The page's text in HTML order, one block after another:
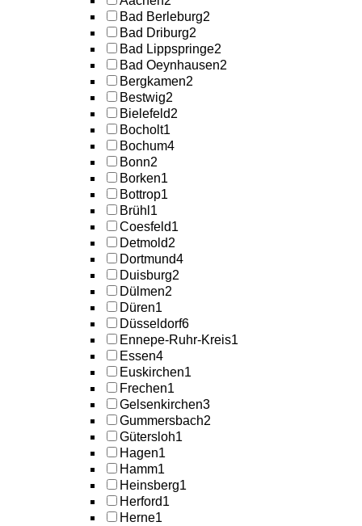
Bad Berleburg2
Bad Driburg2
Bad Lippspringe2
Bad Oeynhausen2
Bergkamen2
Bestwig2
Bielefeld2
Bocholt1
Bochum4
Bonn2
Borken1
Bottrop1
Brühl 1
Coesfeld1
Detmold2
Dortmund4
Duisburg2
Dülmen2
Düren1
Düsseldorf6
Ennepe-Ruhr-Kreis1
Essen4
Euskirchen1
Frechen1
Gelsenkirchen3
Gummersbach2
Gütersloh1
Hagen1
Hamm1
Heinsberg1
Herford1
Herne1